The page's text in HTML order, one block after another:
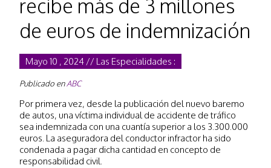
recibe más de 3 millones
de euros de indemnización
Mayo 10 , 2024 // Las Especialidades :
Publicado enABC
Por primera vez, desde la publicación del nuevo baremo
de autos, una víctima individual de accidente de tráfico
sea indemnizada con una cuantía superior a los 3.300.000
euros. La aseguradora del conductor infractor ha sido
condenada a pagar dicha cantidad en concepto de
responsabilidad civil.